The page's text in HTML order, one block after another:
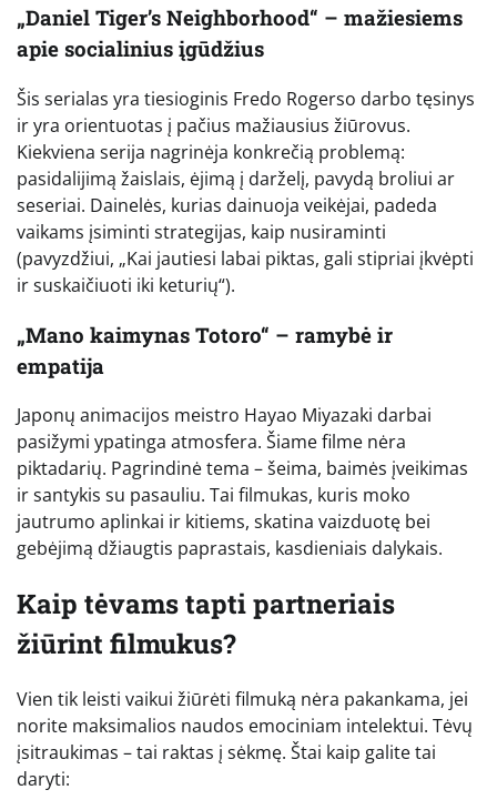
„Daniel Tiger’s Neighborhood“ – mažiesiems
apie socialinius įgūdžius
Šis serialas yra tiesioginis Fredo Rogerso darbo tęsinys
ir yra orientuotas į pačius mažiausius žiūrovus.
Kiekviena serija nagrinėja konkrečią problemą:
pasidalijimą žaislais, ėjimą į darželį, pavydą broliui ar
seseriai. Dainelės, kurias dainuoja veikėjai, padeda
vaikams įsiminti strategijas, kaip nusiraminti
(pavyzdžiui, „Kai jautiesi labai piktas, gali stipriai įkvėpti
ir suskaičiuoti iki keturių“).
„Mano kaimynas Totoro“ – ramybė ir
empatija
Japonų animacijos meistro Hayao Miyazaki darbai
pasižymi ypatinga atmosfera. Šiame filme nėra
piktadarių. Pagrindinė tema – šeima, baimės įveikimas
ir santykis su pasauliu. Tai filmukas, kuris moko
jautrumo aplinkai ir kitiems, skatina vaizduotę bei
gebėjimą džiaugtis paprastais, kasdieniais dalykais.
Kaip tėvams tapti partneriais
žiūrint filmukus?
Vien tik leisti vaikui žiūrėti filmuką nėra pakankama, jei
norite maksimalios naudos emociniam intelektui. Tėvų
įsitraukimas – tai raktas į sėkmę. Štai kaip galite tai
daryti: